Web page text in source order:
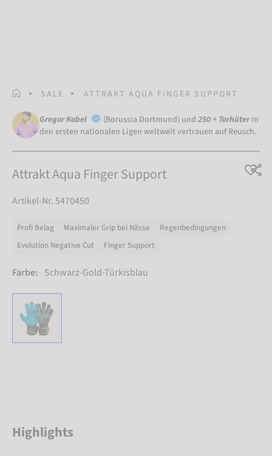
STARTSEITE
SALE ATTRAKT AQUA FINGER SUPPORT
Gregor Kobel (Borussia Dortmund) und 250 + Torhüter in
den ersten nationalen Ligen weltweit vertrauen auf Reusch.
Attrakt Aqua Finger Support
Artikel-Nr. 5470450
Profi Belag Maximaler Grip bei Nässe
Regenbedingungen
Evolution Negative Cut
Finger Support
Farbe: Schwarz-Gold-Türkisblau
Highlights